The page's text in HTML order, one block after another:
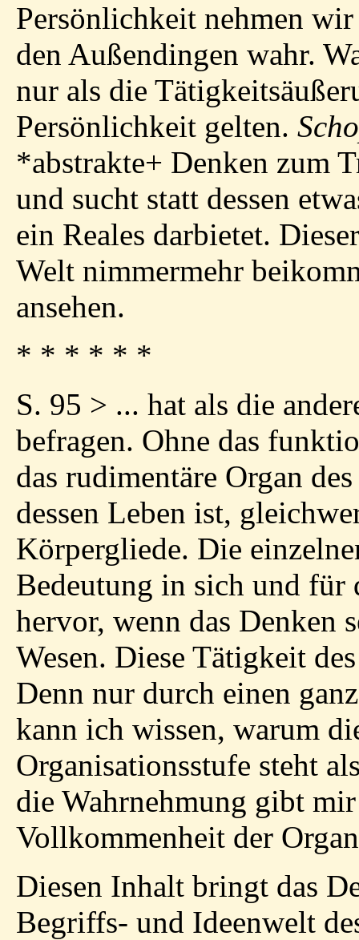
Persönlichkeit nehmen
den Außendingen wahr.
nur als die
Persönlichkeit gelten.
*abstrakte+ Denken zum
und sucht statt dessen
ein Reales darbietet.
Welt nimmermehr
ansehen.
* * * * * *
S. 95 > ... hat als die
befragen. Ohne das
das rudimentäre Organ
dessen Leben ist,
Körpergliede. Die
Bedeutung in sich und für
hervor, wenn das Denken
Wesen. Diese Tätigkeit
Denn nur durch einen
kann ich wissen, warum
Organisationsstufe steht
die Wahrnehmung gibt
Vollkommenheit der
Diesen Inhalt bringt das
Begriffs- und Ideenwelt